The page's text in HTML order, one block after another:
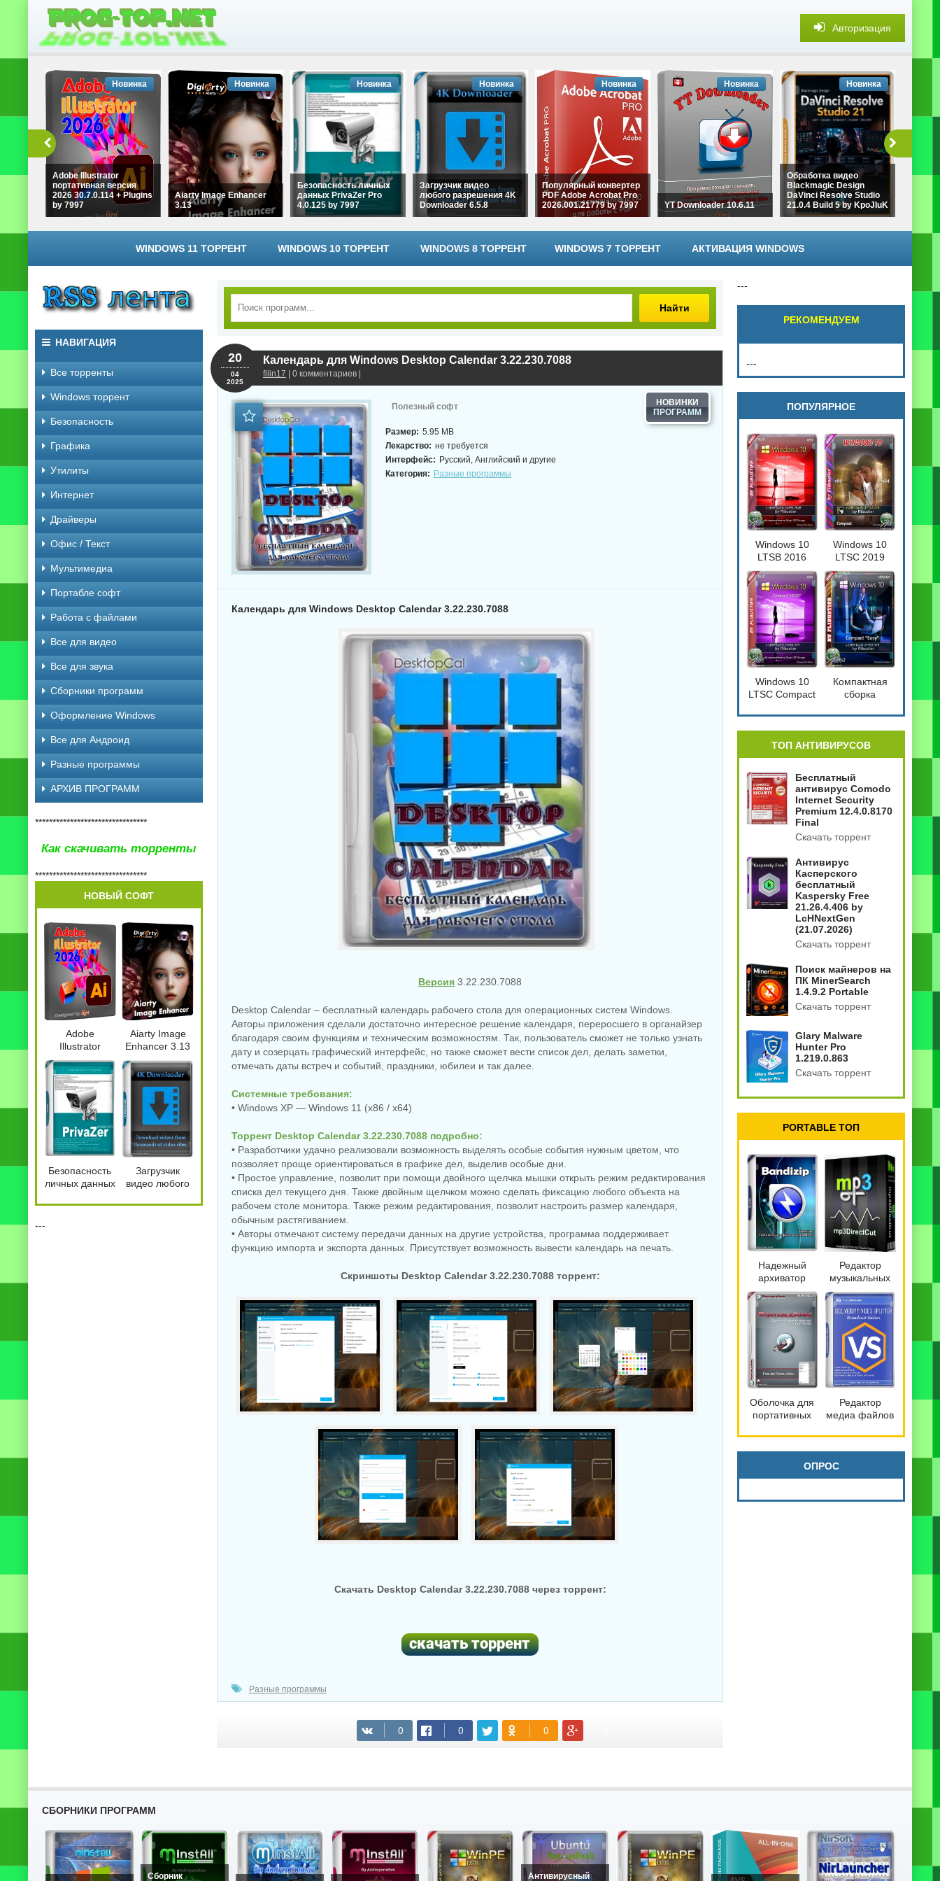
Авторизация
Adobe Illustrator
портативная версия
2026 30.7.0.114 + Plugins
by 7997
Новинка
Aiarty Image Enhancer
3.13
Новинка
Безопасность личных
данных PrivaZer Pro
4.0.125 by 7997
Новинка
Загрузчик видео
любого разрешения 4K
Downloader 6.5.8
Новинка
Популярный конвертер
PDF Adobe Acrobat Pro
2026.001.21779 by 7997
Новинка
YT Downloader 10.6.11
Новинка
Обработка видео
Blackmagic Design
DaVinci Resolve Studio
21.0.4 Build 5 by KpoJIuK
Новинка
WINDOWS 11 ТОРРЕНТ WINDOWS 10 ТОРРЕНТ WINDOWS 8 ТОРРЕНТ WINDOWS 7 ТОРРЕНТ АКТИВАЦИЯ WINDOWS
Найти
Календарь для Windows Desktop Calendar 3.22.230.7088
filin17 | 0 комментариев |
20
04
2025
Полезный софт НОВИНКИ
Размер: 5.95 MB
Лекарство: не требуется
Интерфейс: Русский, Английский и другие
Категория: Разные программы
Календарь для Windows Desktop Calendar 3.22.230.7088
Версия 3.22.230.7088
Desktop Calendar – бесплатный календарь рабочего стола для операционных систем Windows.
Авторы приложения сделали достаточно интересное решение календаря, переросшего в органайзер
благодаря своим функциям и техническим возможностям. Так, пользователь сможет не только узнать
дату и созерцать графический интерфейс, но также сможет вести список дел, делать заметки,
отмечать даты встреч и событий, праздники, юбилеи и так далее.
Системные требования:
• Windows XP — Windows 11 (x86 / x64)
Торрент Desktop Calendar 3.22.230.7088 подробно:
• Разработчики удачно реализовали возможность выделять особые события нужным цветом, что
позволяет проще ориентироваться в графике дел, выделив особые дни.
• Простое управление, позволит при помощи двойного щелчка мышки открыть режим редактирования
списка дел текущего дня. Также двойным щелчком можно сделать фиксацию любого объекта на
рабочем столе монитора. Также режим редактирования, позволит настроить размер календаря,
обычным растягиванием.
• Авторы отмечают систему передачи данных на другие устройства, программа поддерживает
функцию импорта и экспорта данных. Присутствует возможность вывести календарь на печать.
Скриншоты Desktop Calendar 3.22.230.7088 торрент:
Скачать Desktop Calendar 3.22.230.7088 через торрент:
(cкачиваний: 45)
Разные программы
НАВИГАЦИЯ
Все торренты
Windows торрент
Безопасность
Графика
Утилиты
Интернет
Драйверы
Офис / Текст
Мультимедиа
Портабле софт
Работа с файлами
Все для видео
Все для звука
Сборники программ
Оформление Windows
Все для Андроид
Разные программы
АРХИВ ПРОГРАММ
********************************
Как скачивать торренты
********************************
НОВЫЙ СОФТ
Adobe
Illustrator
портативная
версия 2026
30.7.0.114 +
Plugins by 7997
Aiarty Image
Enhancer 3.13
Безопасность
личных данных
4.0.125 by
Загрузчик
видео любого
Downloader
---
---
РЕКОМЕНДУЕМ
---
ПОПУЛЯРНОЕ
Windows 10
LTSB 2016
Compact
Windows 10
LTSC 2019
Compact
[17763.720] 32-
64бит
Windows 10
LTSC Compact
Компактная
сборка
1809 Compact
4in2
[17763.379]
ТОП АНТИВИРУСОВ
Бесплатный
антивирус Comodo
Internet Security
Premium 12.4.0.8170
Final
Скачать торрент
Антивирус
Касперского
бесплатный
Kaspersky Free
21.26.4.406 by
LcHNextGen
(21.07.2026)
Скачать торрент
Поиск майнеров на
ПК MinerSearch
1.4.9.2 Portable
Скачать торрент
Glary Malware
Hunter Pro
1.219.0.863
Скачать торрент
PORTABLE ТОП
Надежный
архиватор
файлов
Bandizip 7.42
Pro by
Dodakaedr
Редактор
музыкальных
файлов
mp3DirectCut
2.40
Оболочка для
портативных
PortableApps.com
Platform 30.3
Редактор
медиа файлов
Video Splitter
9.0.2603.20
Broadcast
Edition
ОПРОС
СБОРНИКИ ПРОГРАММ
Сборник Антивирусный